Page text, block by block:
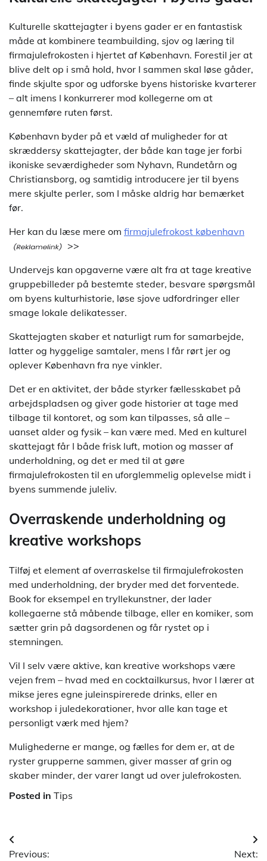
Kulturelle skattejagter i byens gader er en fantastisk
måde at kombinere teambuilding, sjov og læring til
firmajulefrokosten i hjertet af København. Forestil jer at
blive delt op i små hold, hvor I sammen skal løse gåder,
finde skjulte spor og udforske byens historiske kvarterer
– alt imens I konkurrerer mod kollegerne om at
gennemføre ruten først.
København byder på et væld af muligheder for at
skræddersy skattejagter, der både kan tage jer forbi
ikoniske seværdigheder som Nyhavn, Rundetårn og
Christiansborg, og samtidig introducere jer til byens
mere skjulte perler, som I måske aldrig har bemærket
før.
Her kan du læse mere om firmajulefrokost københavn
>>
Undervejs kan opgaverne være alt fra at tage kreative
gruppebilleder på bestemte steder, besvare spørgsmål
om byens kulturhistorie, løse sjove udfordringer eller
smage lokale delikatesser.
Skattejagten skaber et naturligt rum for samarbejde,
latter og hyggelige samtaler, mens I får rørt jer og
oplever København fra nye vinkler.
Det er en aktivitet, der både styrker fællesskabet på
arbejdspladsen og giver gode historier at tage med
tilbage til kontoret, og som kan tilpasses, så alle –
uanset alder og fysik – kan være med. Med en kulturel
skattejagt får I både frisk luft, motion og masser af
underholdning, og det er med til at gøre
firmajulefrokosten til en uforglemmelig oplevelse midt i
byens summende juleliv.
Overraskende underholdning og
kreative workshops
Tilføj et element af overraskelse til firmajulefrokosten
med underholdning, der bryder med det forventede.
Book for eksempel en tryllekunstner, der lader
kollegaerne stå måbende tilbage, eller en komiker, som
sætter grin på dagsordenen og får rystet op i
stemningen.
Vil I selv være aktive, kan kreative workshops være
vejen frem – hvad med en cocktailkursus, hvor I lærer at
mikse jeres egne juleinspirerede drinks, eller en
workshop i juledekorationer, hvor alle kan tage et
personligt værk med hjem?
Mulighederne er mange, og fælles for dem er, at de
ryster grupperne sammen, giver masser af grin og
skaber minder, der varer langt ud over julefrokosten.
Posted in Tips
Indlægsnavigation
Previous:
Next: